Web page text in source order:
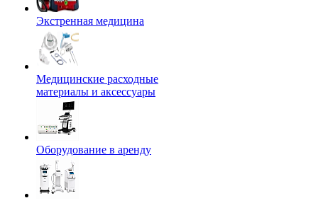
Экстренная медицина
Медицинские расходные
материалы и аксессуары
Оборудование в аренду